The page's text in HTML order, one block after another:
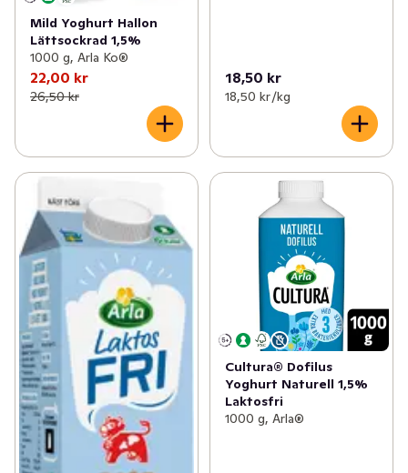
Mild Yoghurt Hallon
Lättsockrad 1,5%
1000 g, Arla Ko®
22,00 kr
26,50 kr
18,50 kr
18,50 kr /kg
Cultura® Dofilus
Yoghurt Naturell 1,5%
Laktosfri
1000 g, Arla®